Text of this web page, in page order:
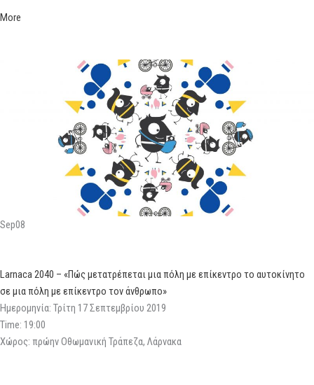
More
Sep08
Larnaca 2040 – «Πώς μετατρέπεται μια πόλη με επίκεντρο το αυτοκίνητο
σε μια πόλη με επίκεντρο τον άνθρωπο»
Ημερομηνία: Τρίτη 17 Σεπτεμβρίου 2019
Time: 19:00
Χώρος: πρώην Οθωμανική Τράπεζα, Λάρνακα